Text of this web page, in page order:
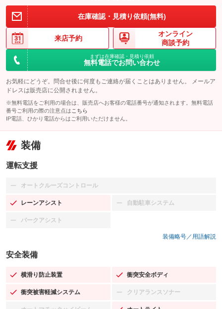
在庫確認・見積り依頼(無料)
来店予約
オンライン
商談予約
まずは在庫確認・見積り依頼
無料電話でお問い合わせ
お気軽にどうぞ。問合せ後に何度もご連絡が届くことはありません。 メールア
ドレスは販売店に公開されません。
※無料電話をご利用の場合は、販売店へお客様の電話番号が通知されます。無料電話
番号ご利用の際の注意点は こちら
IP電話、ひかり電話からはご利用いただけません。
装備
運転支援
オートクルーズコントロール
：装備なし
レーンアシスト
：装備あり 自動駐車システム
：装備なし
パークアシスト
：装備なし
装備略号／用語解説
安全装備
横滑り防止装置
：装備あり 衝突安全ボディ
：装備あり
衝突被害軽減システム
：装備あり クリアランスソナー
：装備なし